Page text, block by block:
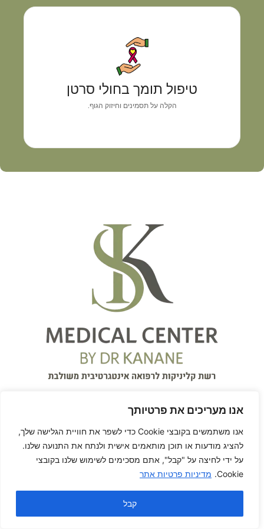
אנו מעריכים את פרטיותך
אנו משתמשים בקובצי Cookie כדי לשפר את חוויית הגלישה שלך,
להציג מודעות או תוכן מותאמים אישית ולנתח את התנועה שלנו.
על ידי לחיצה על "קבל", אתם מסכימים לשימוש שלנו בקובצי
Cookie. מדיניות פרטיות אתר
קבל
טיפול תומך בחולי סרטן
הקלה על תסמינים וחיזוק הגוף.
טיפול תומך בחולי סרטן
גישה רפואית אישית המשלבת אבחון מדויק, איזון
תסמינים וליווי מקצועי
על המרפאה
המרכז הרפואי S.K Medical
Center